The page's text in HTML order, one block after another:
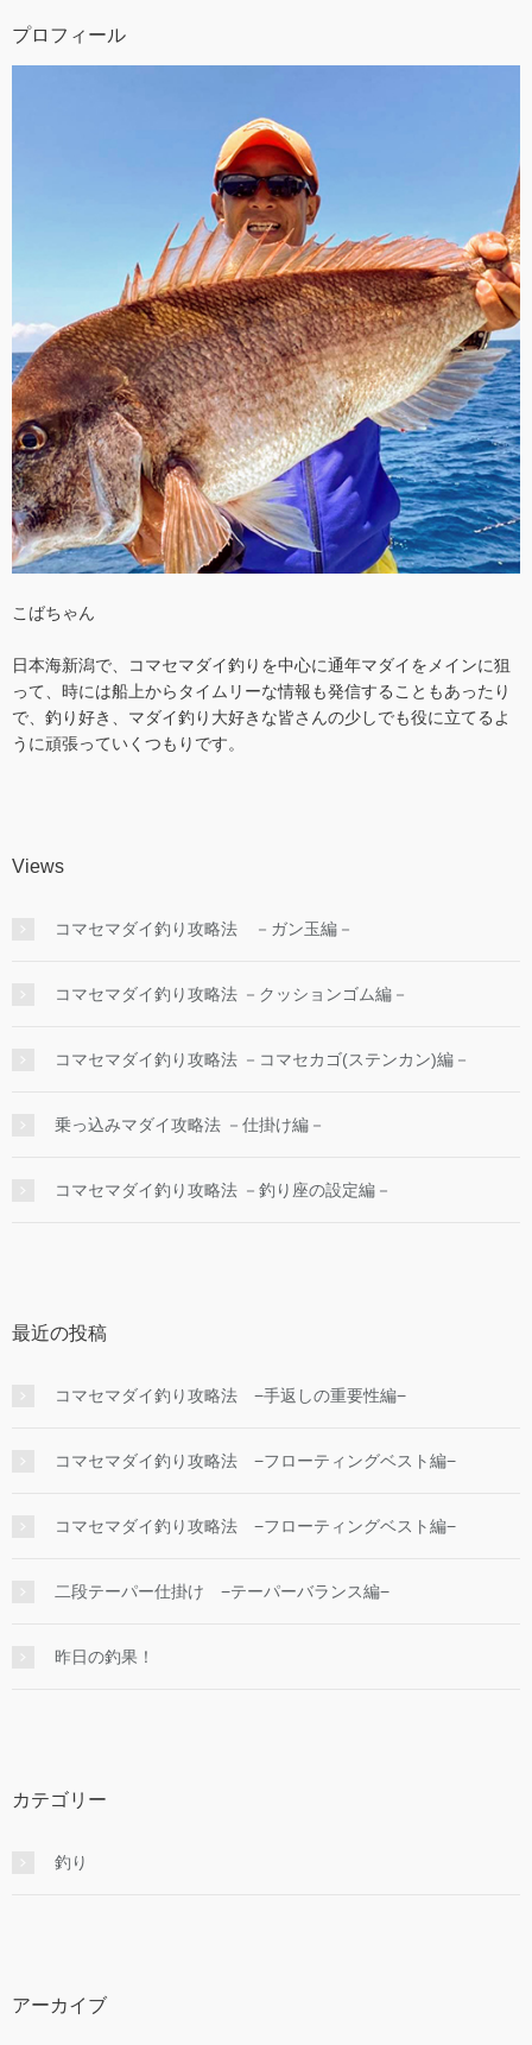
プロフィール
こばちゃん
日本海新潟で、コマセマダイ釣りを中心に通年マダイをメインに狙
って、時には船上からタイムリーな情報も発信することもあったり
で、釣り好き、マダイ釣り大好きな皆さんの少しでも役に立てるよ
うに頑張っていくつもりです。
Views
コマセマダイ釣り攻略法 －ガン玉編－
コマセマダイ釣り攻略法 －クッションゴム編－
コマセマダイ釣り攻略法 －コマセカゴ(ステンカン)編－
乗っ込みマダイ攻略法 －仕掛け編－
コマセマダイ釣り攻略法 －釣り座の設定編－
最近の投稿
コマセマダイ釣り攻略法 −手返しの重要性編−
コマセマダイ釣り攻略法 −フローティングベスト編−
コマセマダイ釣り攻略法 −フローティングベスト編−
二段テーパー仕掛け −テーパーバランス編−
昨日の釣果！
カテゴリー
釣り
アーカイブ